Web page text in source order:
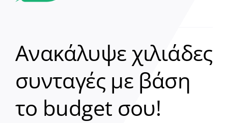
Ανακάλυψε χιλιάδες
συνταγές με βάση
το budget σου!